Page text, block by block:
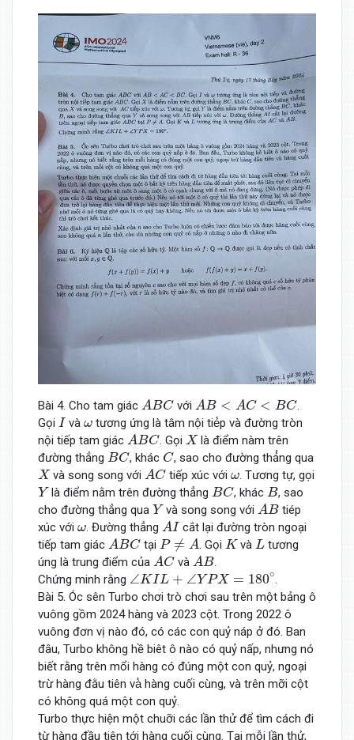
Bài 4. Cho tam giác ABC
A BC với AB < AC < BC
AB< AC <BC
.
Gọi I
I vàω
ωtương ứng là tâm nội tié́p và đường tròn
nội tiếp tam giác ABC
A BC . Gọi X
X là điểm nàm trên
đường thẳng BC
BC , khác C
C, sao cho đường thả̉ng qua
X
X và song song vớiAC
AC tiếp xúc vớiω
ω. Tương tự, gọi
Y
Ylà điểm nằm trên đường thẳngBC
BC , khácB
B, sao
cho đường thẳng qua Y
Yvà song song vớiAB
A B tiép
xúc với ω
ω. Đường thẳng AI
A
cắt lại đường tròn ngoại
tiếp tam giác ABC
A BC tại P ≠ A
P≠ A . Gọi K
K vàL
L tương
úng là trung điểm của AC
AC và AB
AB .
Chứng minh rằng ∠KIL + ∠YPX = 180∘
∠KIL+ ∠ PX=180
.
Bài 5. Óc sên Turbo chơi trò chơi sau trên một bảng ô
vuông gồm 2024 hàng và 2023 cột. Trong 2022 ô
vuông đơn vị nào đó, có các con quỷ náp ở đó. Ban
đâu, Turbo không hề biêt ô nào có quỷ nấp, nhưng nó
biết rằng trên mổi hàng có đúng một con quỷ, ngoại
trừ hàng đằu tiên và̀ hàng cuối cùng, và trên mỡi cột
có không quá một con quỷ.
Turbo thực hiện một chuỡi các lần thử để tìm cách đi
từ hàng đầu tiên tới hàng cuối cùng. Tại mỗi lần thử,